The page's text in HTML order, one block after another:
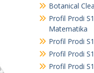
Botanical
Profil Prodi
Matematika
Profil Prodi
Profil Prodi
Profil Prodi